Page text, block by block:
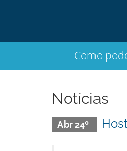
Como
Notícias
Abr 24º